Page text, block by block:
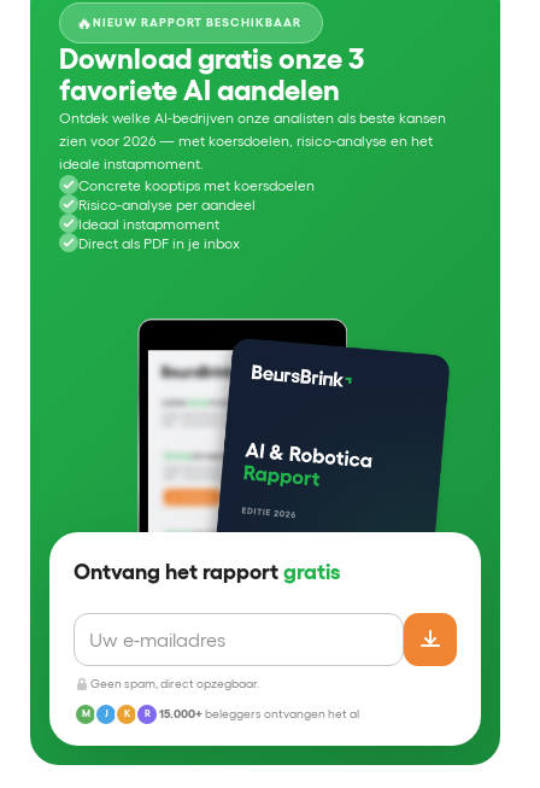
🔥NIEUW RAPPORT BESCHIKBAAR
Download gratis onze 3
favoriete AI aandelen
Ontdek welke AI-bedrijven onze analisten als beste kansen
zien voor 2026 — met koersdoelen, risico-analyse en het
ideale instapmoment.
Concrete kooptips met koersdoelen
Risico-analyse per aandeel
Ideaal instapmoment
Direct als PDF in je inbox
Ontvang het rapport gratis
Geen spam, direct opzegbaar.
M J K R 15.000+beleggers ontvangen het al